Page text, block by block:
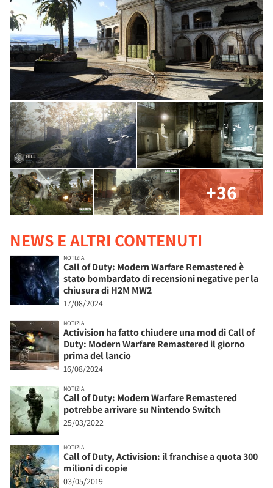
+36
NEWS E ALTRI CONTENUTI
NOTIZIA
Call of Duty: Modern Warfare Remastered è
stato bombardato di recensioni negative per la
chiusura di H2M MW2
17/08/2024
NOTIZIA
Activision ha fatto chiudere una mod di Call of
Duty: Modern Warfare Remastered il giorno
prima del lancio
16/08/2024
NOTIZIA
Call of Duty: Modern Warfare Remastered
potrebbe arrivare su Nintendo Switch
25/03/2022
NOTIZIA
Call of Duty, Activision: il franchise a quota 300
milioni di copie
03/05/2019